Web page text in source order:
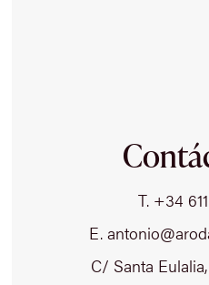
T. +34
E.
C/ Santa